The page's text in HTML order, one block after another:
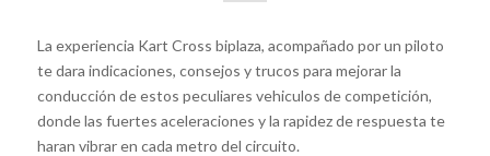
La experiencia Kart Cross biplaza, acompañado por un piloto
te dara indicaciones, consejos y trucos para mejorar la
conducción de estos peculiares vehiculos de competición,
donde las fuertes aceleraciones y la rapidez de respuesta te
haran vibrar en cada metro del circuito.